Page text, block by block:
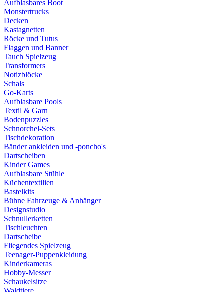
Aufblasbares Boot
Monstertrucks
Decken
Kastagnetten
Röcke und Tutus
Flaggen und Banner
Tauch Spielzeug
Transformers
Notizblöcke
Schals
Go-Karts
Aufblasbare Pools
Textil & Garn
Bodenpuzzles
Schnorchel-Sets
Tischdekoration
Bänder ankleiden und -poncho's
Dartscheiben
Kinder Games
Aufblasbare Stühle
Küchentextilien
Bastelkits
Bühne Fahrzeuge & Anhänger
Designstudio
Schnullerketten
Tischleuchten
Dartscheibe
Fliegendes Spielzeug
Teenager-Puppenkleidung
Kinderkameras
Hobby-Messer
Schaukelsitze